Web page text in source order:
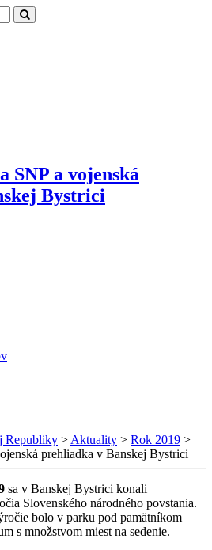
SNP a vojenská
Bystrici
Republiky > Aktuality > Rok 2019 >
prehliadka v Banskej Bystrici
sa v Banskej Bystrici konali
Slovenského národného povstania.
bolo v parku pod pamätníkom
s množstvom miest na sedenie.